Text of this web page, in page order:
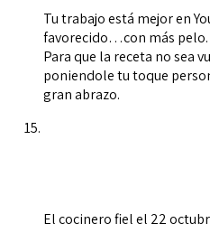
Tu trabajo está mejor en
favorecido…con más pelo.
Para que la receta no sea
poniendole tu toque
gran abrazo.
El cocinero fielel 22